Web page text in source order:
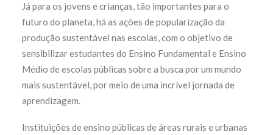
Já para os jovens e crianças, tão importantes para o
futuro do planeta, há as ações de popularização da
produção sustentável nas escolas, com o objetivo de
sensibilizar estudantes do Ensino Fundamental e Ensino
Médio de escolas públicas sobre a busca por um mundo
mais sustentável, por meio de uma incrível jornada de
aprendizagem.
Instituições de ensino públicas de áreas rurais e urbanas